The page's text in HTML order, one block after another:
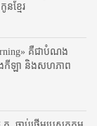
ខ្មែរ
គឺជាបំណង
ងកីឡា និងសហភាព